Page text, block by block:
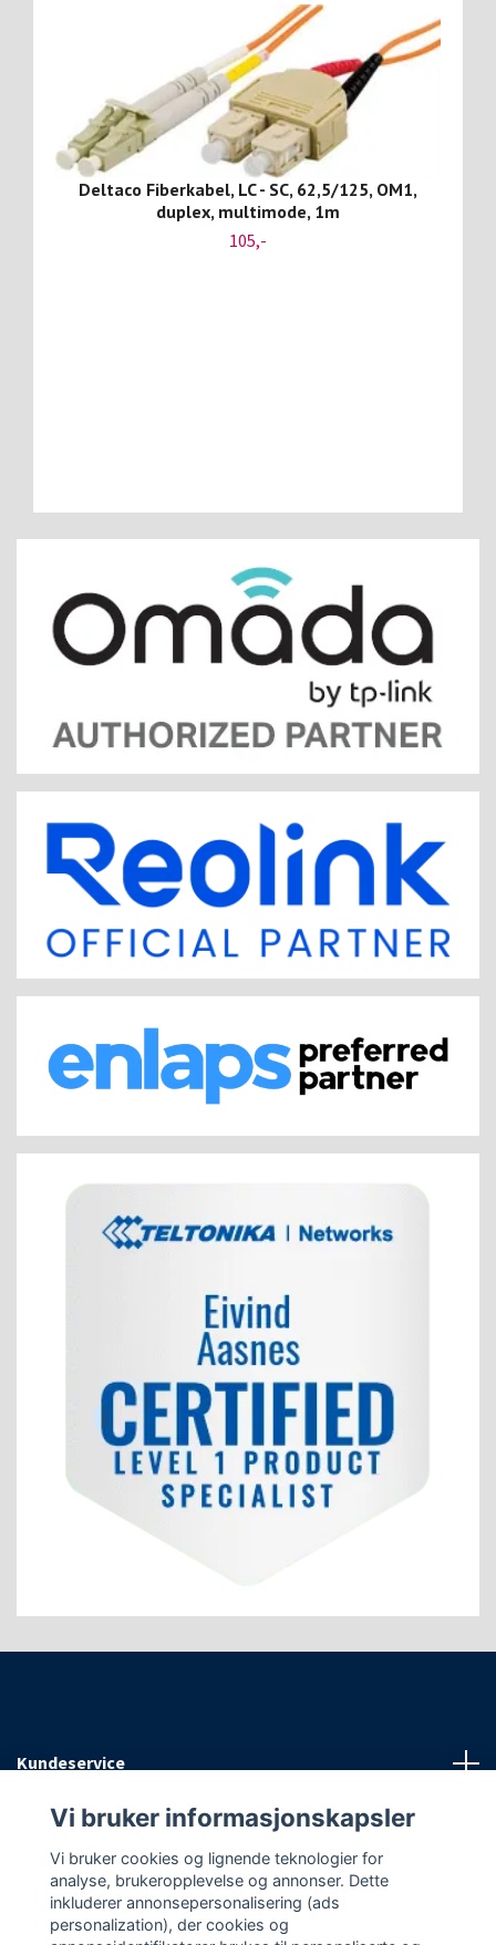
Deltaco Fiberkabel, LC - SC, 62,5/125, OM1,
duplex, multimode, 1m
105,-
Kundeservice
Informasjon
Sosiale medier
Vi bruker informasjonskapsler
Vi bruker cookies og lignende teknologier for
analyse, brukeropplevelse og annonser. Dette
inkluderer annonsepersonalisering (ads
personalization), der cookies og